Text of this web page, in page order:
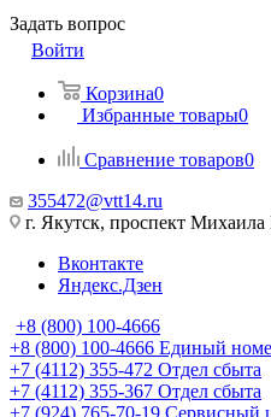
Задать вопрос
Войти
Корзина0
Избранные товары0
Сравнение товаров0
355472@vtt14.ru
г. Якутск, проспект Михаила
Вконтакте
Яндекс.Дзен
+8 (800) 100-4666
+8 (800) 100-4666 Единый
+7 (4112) 355-472 Отдел сбыта
+7 (4112) 355-367 Отдел сбыта
+7 (924) 765-70-19 Сервисный